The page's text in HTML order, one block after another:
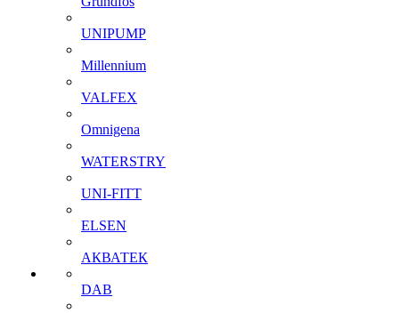
UNIPUMP
Millennium
VALFEX
Omnigena
WATERSTRY
UNI-FITT
ELSEN
АКВАТЕК
DAB